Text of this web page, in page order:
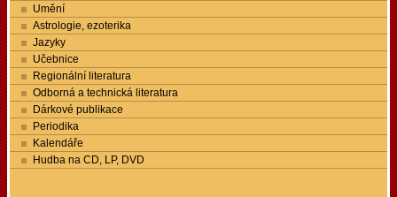
Umění
Astrologie, ezoterika
Jazyky
Učebnice
Regionální literatura
Odborná a technická literatura
Dárkové publikace
Periodika
Kalendáře
Hudba na CD, LP, DVD